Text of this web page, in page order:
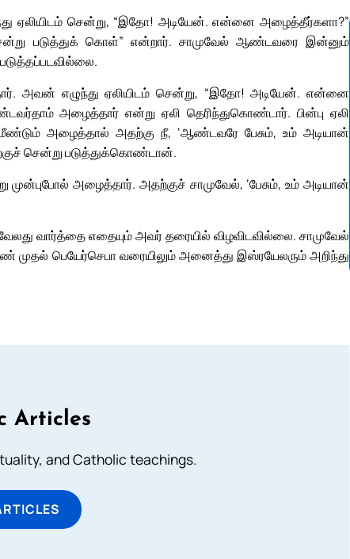
ஏலியிடம் சென்று, “இதோ! அடியேன். என்னை அழைத்தீர்களா?”
படுத்துக் கொள்” என்றார். சாமுவேல் ஆண்டவரை இன்னும்
அவன் எழுந்து ஏலியிடம் சென்று, “இதோ! அடியேன். என்னை
அழைத்தார் என்று ஏலி தெரிந்துகொண்டார். பின்பு ஏலி
அழைத்தால் அதற்கு நீ, ‘ஆண்டவரே பேசும், உம் அடியான்
சென்று படுத்துக்கொண்டான்.
அழைத்தார். அதற்குச் சாமுவேல், ‘பேசும், உம் அடியான்
வார்த்தை எதையும் அவர் தரையில் விழவிடவில்லை. சாமுவேல்
முதல் பெயேர்செபா வரையிலும் அனைத்து இஸ்ரயேலரும் அறிந்து
Articles
and Catholic teachings.